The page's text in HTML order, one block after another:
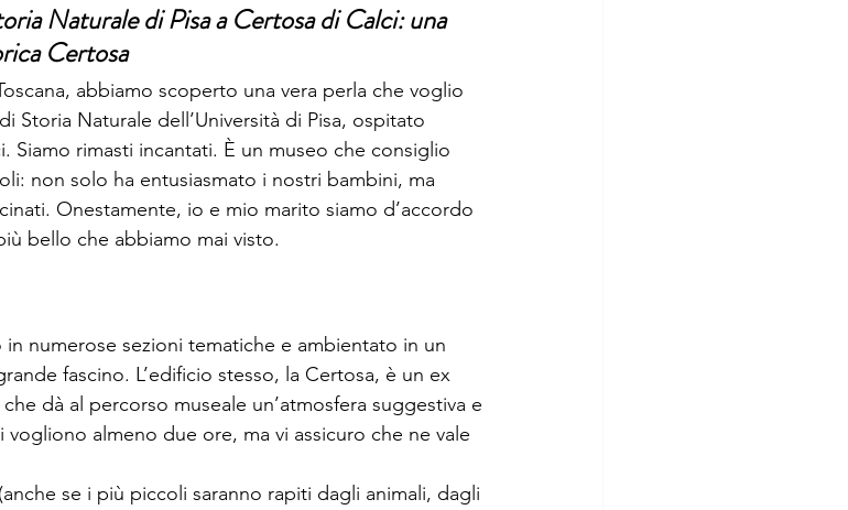
Naturale di Pisa a Certosa di Calci: una
Certosa
abbiamo scoperto una vera perla che voglio
Storia Naturale dell’Università di Pisa, ospitato
Siamo rimasti incantati. È un museo che consiglio
non solo ha entusiasmato i nostri bambini, ma
Onestamente, io e mio marito siamo d’accordo
bello che abbiamo mai visto.
numerose sezioni tematiche e ambientato in un
fascino. L’edificio stesso, la Certosa, è un ex
dà al percorso museale un’atmosfera suggestiva e
almeno due ore, ma vi assicuro che ne vale
se i più piccoli saranno rapiti dagli animali, dagli